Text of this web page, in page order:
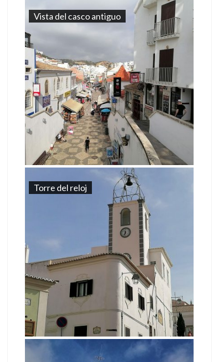
Vista del casco antiguo
Torre del reloj